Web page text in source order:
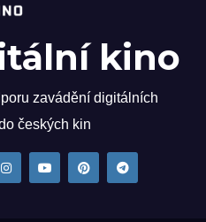
kino
zavádění digitálních
českých kin